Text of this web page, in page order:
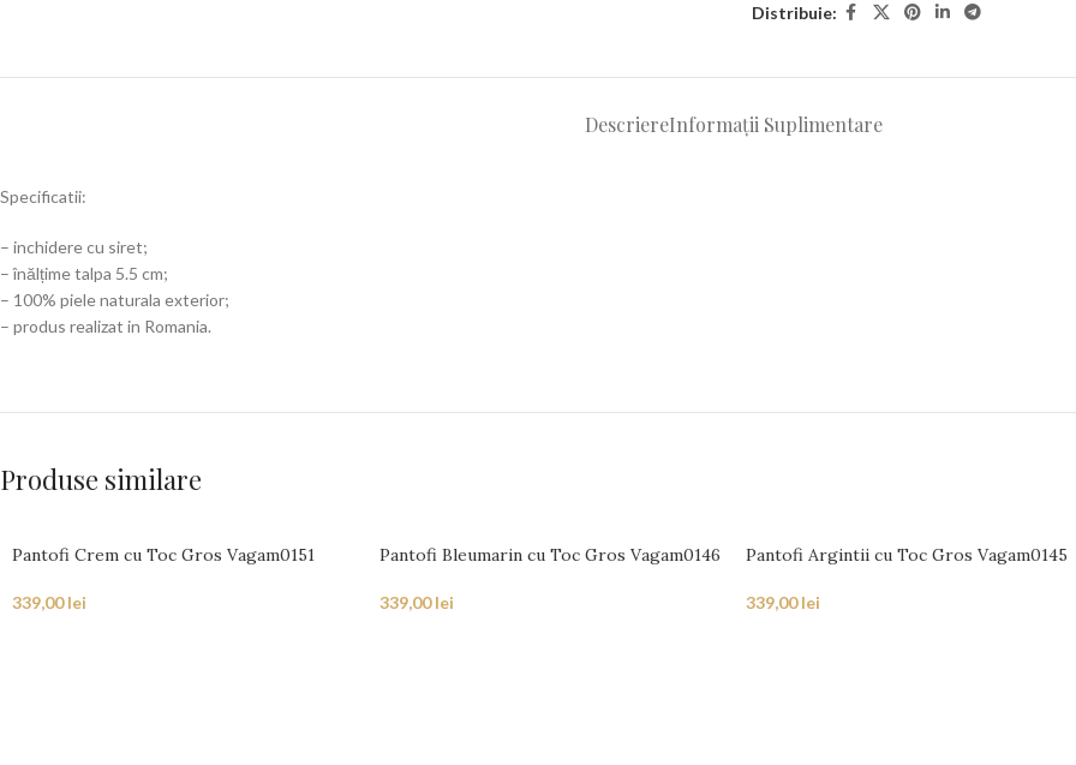
Distribuie:
DescriereInformații Suplimentare
Specificatii:
– inchidere cu siret;
– înălțime talpa 5.5 cm;
– 100% piele naturala exterior;
– produs realizat in Romania.
Produse similare
Pantofi Crem cu Toc Gros Vagam0151
339,00lei
Pantofi Bleumarin cu Toc Gros Vagam0146
339,00lei
Pantofi Argintii cu Toc Gros Vagam0145
339,00lei